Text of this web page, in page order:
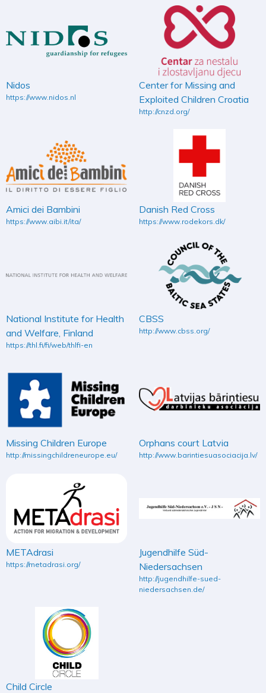
Nidos
https://www.nidos.nl
Center for Missing and
Exploited Children Croatia
http://cnzd.org/
Amici dei Bambini
https://www.aibi.it/ita/
Danish Red Cross
https://www.rodekors.dk/
National Institute for Health
and Welfare, Finland
https://thl.fi/fi/web/thlfi-en
CBSS
http://www.cbss.org/
Missing Children Europe
http://missingchildreneurope.eu/
Orphans court Latvia
http://www.barintiesuasociacija.lv/
METAdrasi
https://metadrasi.org/
Jugendhilfe Süd-
Niedersachsen
http://jugendhilfe-sued-
niedersachsen.de/
Child Circle